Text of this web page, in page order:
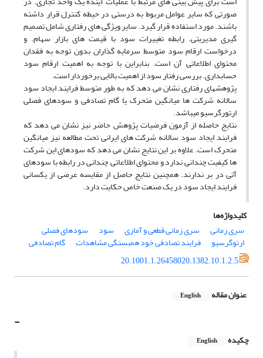
صورتی که سایر عوامل مربوط به درستی در حیطه کنترل قرار داشته
باشند. مورد استفاده قرار گیرد. سایر ویژگی های رفتاری شامل تصمیم
گیری مدیریتی. رابطه تغییرات سود با قیمت های بازار سهام. و
درخواست ارقام سود متوسط سرمایه گذاران بدون توجه به فقدان
محتوای اطلاعاتی آن است. بنابراین با توجه به اهمیت ارقام سود
حسابداری. بررسی رفتار سود از اهمیت بالایی برخوردار است.
پژوهشهای رفتاری نشان می دهد که به طور متوسط فرایند ایجاد سود
سالانه شرکت ها میانگین متحرک یا گام تصادفی و سودهای فصلی
ارتورگرسیو میباشد.
نتایج حاصله از آزمون فرضیات پژوهش حاضر نیز نشان می دهد که
فرایند ایجاد سود سالانه شرکت های ایرانی تحت مطالعه نیز میانگین
متحرک است. علاوه بر این نتایج نشان می دهد که سودهای این شرکت
ها کیفیت چندانی ندارد و محتوای اطلاعاتی چندانی در رابطه با سودهای
آتی در بر ندارند. همچنین نتایج حاصل از مقایسه عرضی از یکسانی
فرایند ایجاد سود در یک صنعت خاص حکایت دارد.
کلیدواژه‌ها
سری زمانی
سری زمانی قطعی و آماری سود سودهای فصلی
ارتوگرسیو فرایند تصادفی خود همبستگی مشاهدات
گام تصادفی
20.1001.1.26458020.1382.10.1.2.5
عنوان مقاله English
-
چکیده English